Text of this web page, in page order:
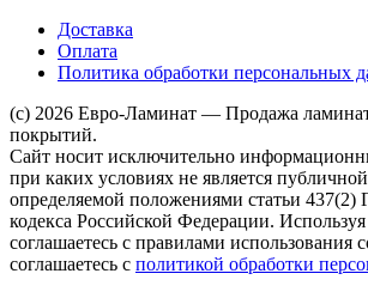
Доставка
Оплата
Политика обработки персональных
(c) 2026 Евро-Ламинат — Продажа
покрытий.
Сайт носит исключительно
при каких условиях не является
определяемой положениями статьи 437(2)
кодекса Российской Федерации.
соглашаетесь с правилами использования
соглашаетесь с политикой обработки